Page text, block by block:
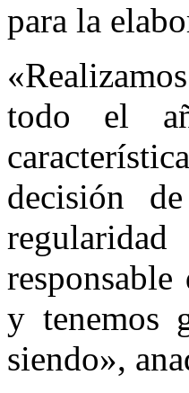
para la
todo el
decisión
y tenemos
siendo»,